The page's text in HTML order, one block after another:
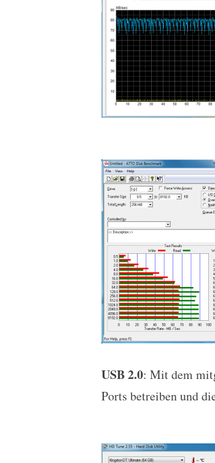
USB 2.0: Mit dem
Ports betreiben und